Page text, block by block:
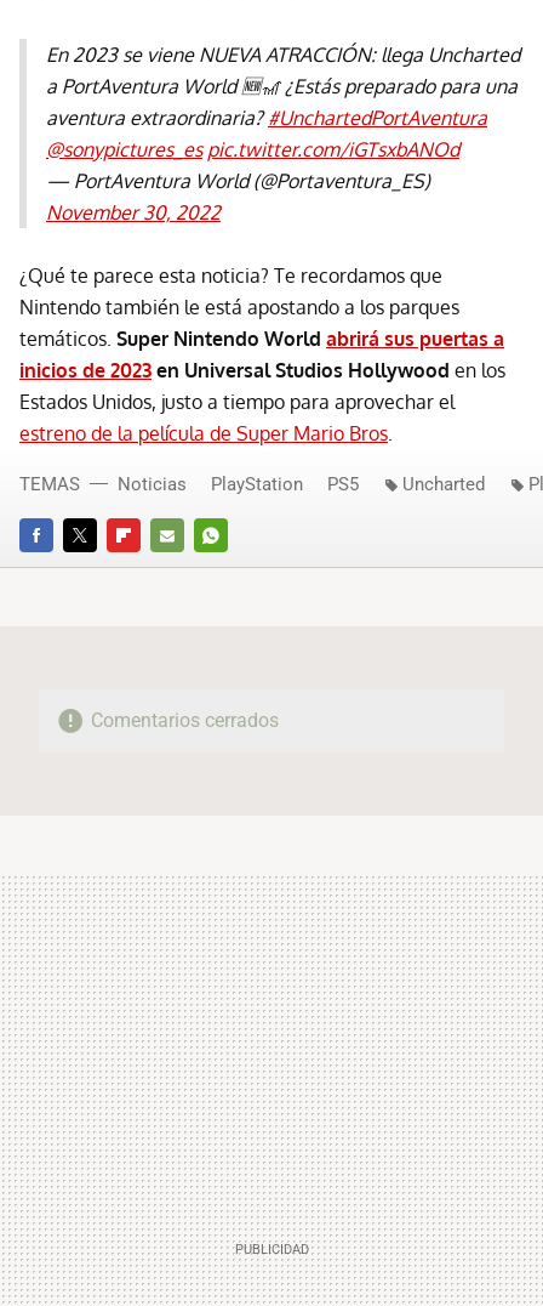
En 2023 se viene NUEVA ATRACCIÓN: llega Uncharted
a PortAventura World 🆕🎢 ¿Estás preparado para una
aventura extraordinaria?#UnchartedPortAventura
@sonypictures_es pic.twitter.com/iGTsxbANOd
— PortAventura World (@Portaventura_ES)
November 30, 2022
¿Qué te parece esta noticia? Te recordamos que
Nintendo también le está apostando a los parques
temáticos. Super Nintendo World abrirá sus puertas a
inicios de 2023 en Universal Studios Hollywood en los
Estados Unidos, justo a tiempo para aprovechar el
estreno de la película de Super Mario Bros
FACEBOOKTWITTERFLIPBOARD
E-
WHATSAPP
TEMAS Noticias PlayStation PS5 Uncharted
Comentarios cerrados